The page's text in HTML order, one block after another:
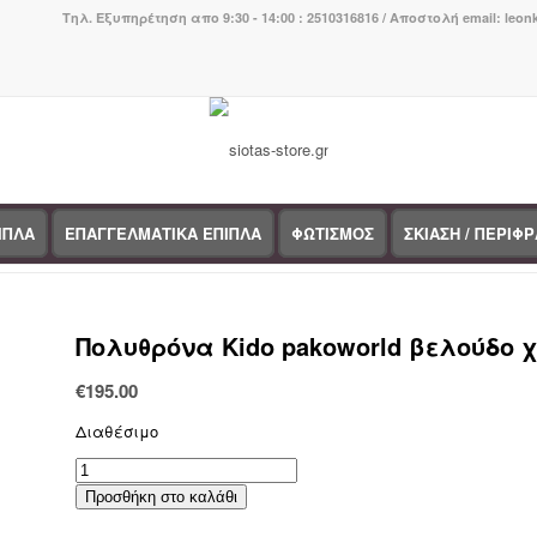
Τηλ. Εξυπηρέτηση απο 9:30 - 14:00 : 2510316816 / Αποστολή email:
ΕΠΑΓΓΕΛΜΑΤΙΚΑ ΕΠΙΠΛΑ ΦΩΤΙΣΜΟΣ ΣΚΙΑΣΗ /
You are here: Home / Κατάστημα / Έπιπλα εσωτερικού χώρου /
Πολυθρόνα Kido pakoworld βελούδο
€195.00
Διαθέσιμο
Πολυθρόνα
Kido
Προσθήκη στο καλάθι